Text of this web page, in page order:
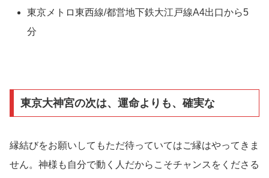
東京メトロ東西線/都営地下鉄大江戸線A4出口から5
分
東京大神宮の次は、運命よりも、確実な
縁結びをお願いしてもただ待っていてはご縁はやってきま
せん。神様も自分で動く人だからこそチャンスをくださる